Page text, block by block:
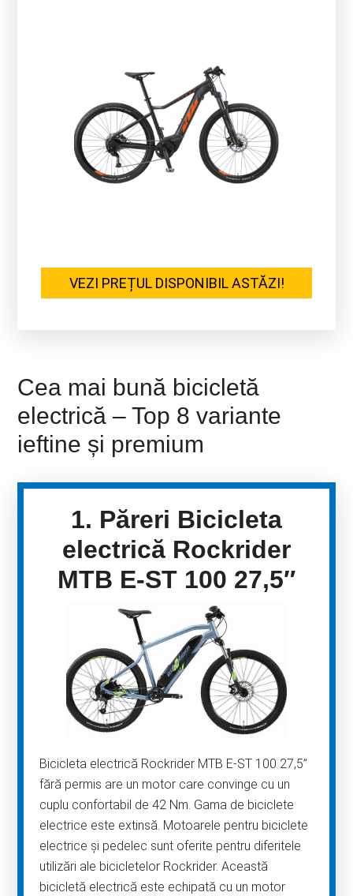
VEZI PREȚUL DISPONIBIL ASTĂZI!
Cea mai bună bicicletă
electrică – Top 8 variante
ieftine și premium
1. Păreri Bicicleta
electrică Rockrider
MTB E-ST 100 27,5″
Bicicleta electrică Rockrider MTB E-ST 100 27,5”
fără permis are un motor care convinge cu un
cuplu confortabil de 42 Nm. Gama de biciclete
electrice este extinsă. Motoarele pentru biciclete
electrice și pedelec sunt oferite pentru diferitele
utilizări ale bicicletelor Rockrider. Această
bicicletă electrică este echipată cu un motor